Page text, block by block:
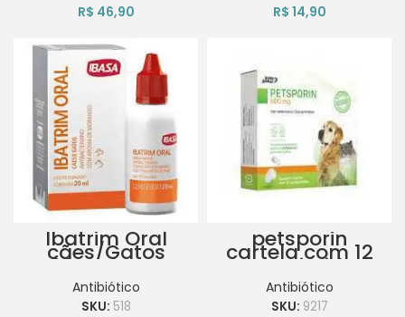
R$ 46,90 R$ 14,90
Ibatrim Oral
cães/Gatos
20ml Ibasa
Antibacteriano
Antibiótico
SKU: 518
petsporin
cartela com 12
comprimidos
600mg
Antibiótico
SKU: 9217